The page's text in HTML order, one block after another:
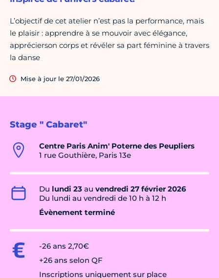
Stage " Cabaret"
Centre Paris Anim' Poterne des Peupliers
1 rue Gouthière, Paris 13e
Du lundi 23 au vendredi 27 février 2026
Du lundi au vendredi de 10 h à 12 h
Évènement terminé
-26 ans 2,70€
+26 ans selon QF
Inscriptions uniquement sur place
L’objectif de cet atelier n’est pas la performance, mais
le plaisir : apprendre à se mouvoir avec élégance,
apprécierson corps et révéler sa part féminine à travers
la danse
Mise à jour le 27/01/2026